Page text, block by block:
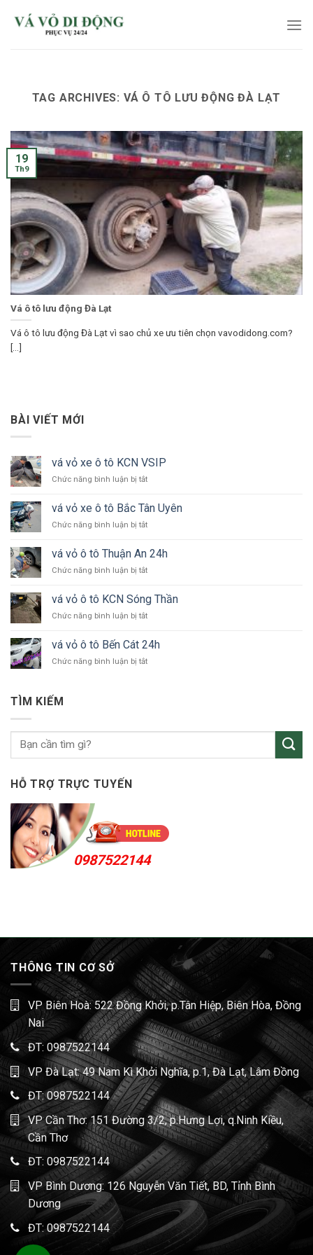
TAG ARCHIVES: VÁ Ô TÔ LƯU ĐỘNG ĐÀ LẠT
Vá ô tô lưu động Đà Lạt
Vá ô tô lưu động Đà Lạt vì sao chủ xe ưu tiên chọn vavodidong.com?
[...]
19
Th9
BÀI VIẾT MỚI
vá vỏ xe ô tô KCN VSIP
Chức năng bình luận bị tắtở
vỏ
xe
ô
KCN
vá vỏ xe ô tô Bắc Tân Uyên
Chức năng bình luận bị tắtở
vỏ
xe
ô
Bắc
Tân
Uyên
vá vỏ ô tô Thuận An 24h
Chức năng bình luận bị tắtở
ô
tô
An
vá vỏ ô tô KCN Sóng Thần
Chức năng bình luận bị tắtở
vỏ
ô
tô
vá vỏ ô tô Bến Cát 24h
Chức năng bình luận bị tắtở
Cát
TÌM KIẾM
HỖ TRỢ TRỰC TUYẾN
0987522144
THÔNG TIN CƠ SỞ
VP Biên Hoà: 522 Đồng Khởi, p.Tân Hiệp, Biên Hòa, Đồng
Nai
ĐT: 0987522144
VP Đà Lạt: 49 Nam Kì Khởi Nghĩa, p.1, Đà Lạt, Lâm Đồng
ĐT:0987522144
VP Cần Thơ: 151 Đường 3/2, p.Hưng Lợi, q.Ninh Kiều,
Cần Thơ
ĐT: 0987522144
VP Bình Dương: 126 Nguyễn Văn Tiết, BD, Tỉnh Bình
Dương
ĐT: 0987522144